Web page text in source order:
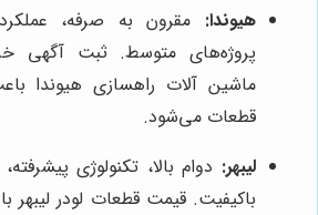
هیوندا: مقرون به صرفه،
پروژه‌های متوسط. ثبت آگهی
ماشین آلات راهسازی هیوندا
قطعات می‌شود.
لیبهر: دوام بالا، تکنولوژی
باکیفیت. قیمت قطعات لودر لیبهر